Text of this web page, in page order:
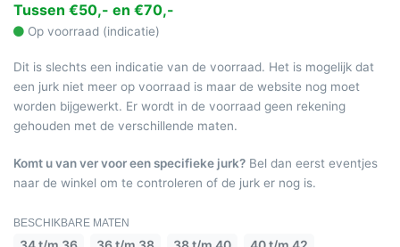
Tussen €50,- en €70,-
Op voorraad (indicatie)
Dit is slechts een indicatie van de voorraad. Het is mogelijk dat
een jurk niet meer op voorraad is maar de website nog moet
worden bijgewerkt. Er wordt in de voorraad geen rekening
gehouden met de verschillende maten.
Komt u van ver voor een specifieke jurk? Bel dan eerst eventjes
naar de winkel om te controleren of de jurk er nog is.
BESCHIKBARE MATEN